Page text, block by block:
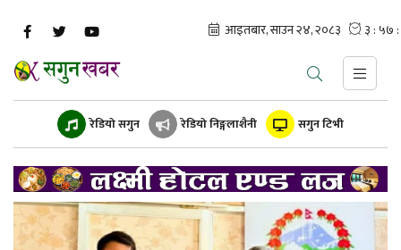
रेडियो सगुन रेडियो निङ्गलाशैनी सगुन टिभी